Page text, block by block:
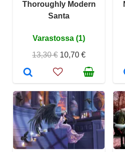
Thoroughly Modern
Santa
Varastossa (1)
13,30 € 10,70 €